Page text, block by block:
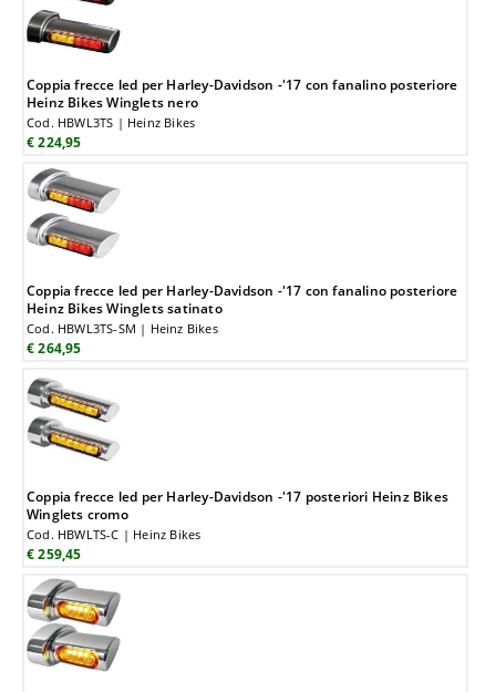
Coppia frecce led per Harley-Davidson -'17 con fanalino posteriore
Heinz Bikes Winglets nero
Cod. HBWL3TS | Heinz Bikes
€ 224,95
Coppia frecce led per Harley-Davidson -'17 con fanalino posteriore
Heinz Bikes Winglets satinato
Cod. HBWL3TS-SM | Heinz Bikes
€ 264,95
Coppia frecce led per Harley-Davidson -'17 posteriori Heinz Bikes
Winglets cromo
Cod. HBWLTS-C | Heinz Bikes
€ 259,45